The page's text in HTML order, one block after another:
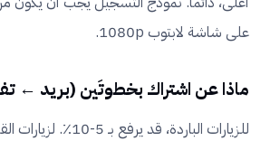
على شاشة لابتوب 1080p.
ماذا عن اشتراك بخطوتَين (بريد ←
للزيارات الباردة، قد يرفع بـ